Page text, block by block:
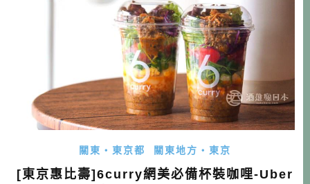
關東・東京都 關東地方・東京
[東京惠比壽]6curry網美必備杯裝咖哩-Uber